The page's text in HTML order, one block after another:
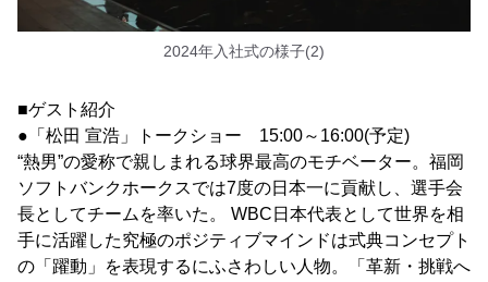
2024年入社式の様子(2)
■ゲスト紹介
●「松田 宣浩」トークショー 15:00～16:00(予定)
“熱男”の愛称で親しまれる球界最高のモチベーター。福岡
ソフトバンクホークスでは7度の日本一に貢献し、選手会
長としてチームを率いた。 WBC日本代表として世界を相
手に活躍した究極のポジティブマインドは式典コンセプト
の「躍動」を表現するにふさわしい人物。「革新・挑戦へ